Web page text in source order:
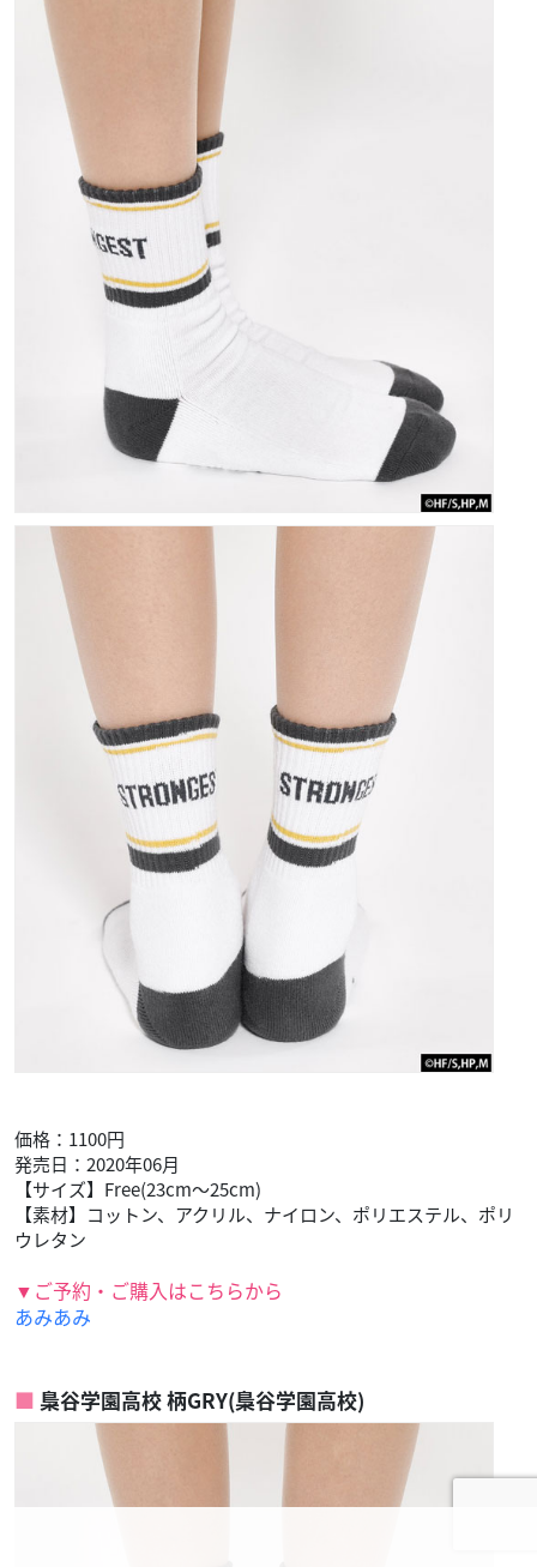
価格：1100円
発売日：2020年06月
【サイズ】Free(23cm～25cm)
【素材】コットン、アクリル、ナイロン、ポリエステル、ポリ
ウレタン
▼ご予約・ご購入はこちらから
あみあみ
梟谷学園高校 柄GRY(梟谷学園高校)